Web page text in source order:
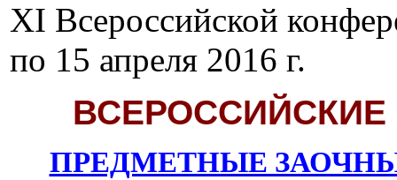
XI Всероссийской
по 15 апреля 2016 г.
ПРЕДМЕТНЫЕ